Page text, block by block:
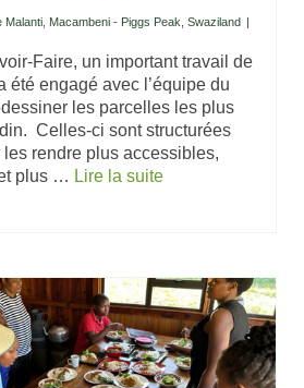
Malanti Macambeni - Piggs Peak Swaziland |
Faire, un important travail de
été engagé avec l’équipe du
les parcelles les plus
Celles-ci sont structurées
rendre plus accessibles,
plus … Lire la suite